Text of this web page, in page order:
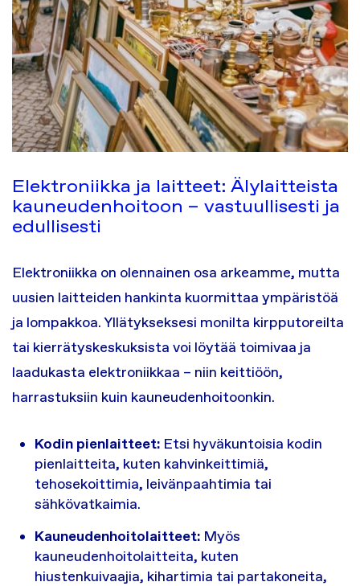
Elektroniikka ja laitteet: Älylaitteista
kauneudenhoitoon – vastuullisesti ja
edullisesti
Elektroniikka on olennainen osa arkeamme, mutta
uusien laitteiden hankinta kuormittaa ympäristöä
ja lompakkoa. Yllätykseksesi monilta kirpputoreilta
tai kierrätyskeskuksista voi löytää toimivaa ja
laadukasta elektroniikkaa – niin keittiöön,
harrastuksiin kuin kauneudenhoitoonkin.
Kodin pienlaitteet: Etsi hyväkuntoisia kodin
pienlaitteita, kuten kahvinkeittimiä,
tehosekoittimia, leivänpaahtimia tai
sähkövatkaimia.
Kauneudenhoitolaitteet:Myös
kauneudenhoitolaitteita, kuten
hiustenkuivaajia, kihartimia tai partakoneita,